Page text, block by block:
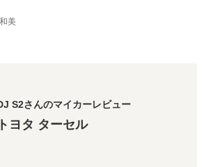
美
S2さんのマイカーレビュー
トヨタ ターセル